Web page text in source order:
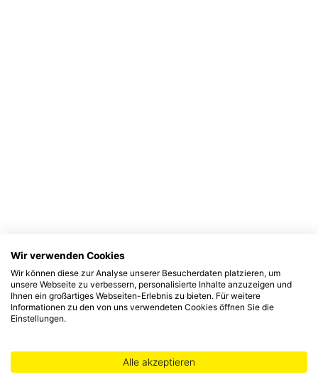
Wir verwenden Cookies
Wir können diese zur Analyse unserer Besucherdaten platzieren, um
unsere Webseite zu verbessern, personalisierte Inhalte anzuzeigen und
Ihnen ein großartiges Webseiten-Erlebnis zu bieten. Für weitere
Informationen zu den von uns verwendeten Cookies öffnen Sie die
Einstellungen.
Alle akzeptieren